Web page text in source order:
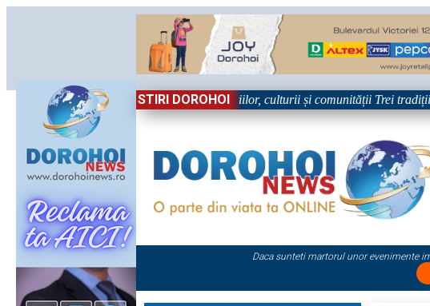
STIRI DOROHOI
în Sărbătoare!” – trei zile dedicate tradițiilor, culturii și comunității Trei tradiții.
Daca sunteti martorul unor evenimente